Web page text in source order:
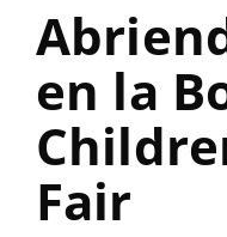
en la
Fair